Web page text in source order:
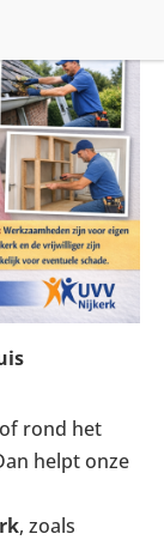
rond het
helpt onze
, zoals